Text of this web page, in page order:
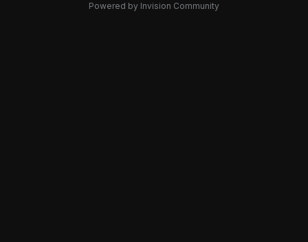
Powered by Invision Community